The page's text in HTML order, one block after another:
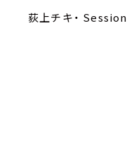
荻上チキ・ Session